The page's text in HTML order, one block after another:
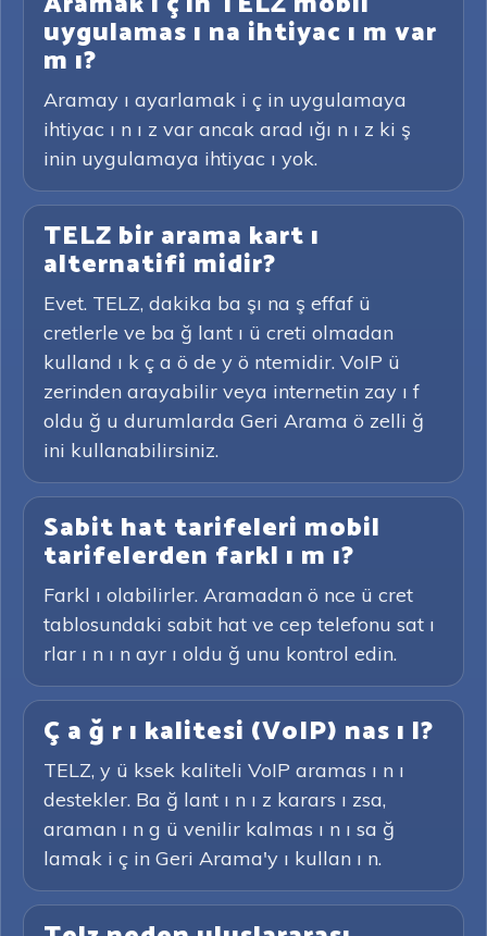
uygulamas ı na ihtiyac ı m var
m ı?
Aramay ı ayarlamak i ç in uygulamaya
ihtiyac ı n ı z var ancak arad ığı n ı z ki ş
inin uygulamaya ihtiyac ı yok.
TELZ bir arama kart ı
alternatifi midir?
Evet. TELZ, dakika ba şı na ş effaf ü
cretlerle ve ba ğ lant ı ü creti olmadan
kulland ı k ç a ö de y ö ntemidir. VoIP ü
zerinden arayabilir veya internetin zay ı f
oldu ğ u durumlarda Geri Arama ö zelli ğ
ini kullanabilirsiniz.
Sabit hat tarifeleri mobil
tarifelerden farkl ı m ı?
Farkl ı olabilirler. Aramadan ö nce ü cret
tablosundaki sabit hat ve cep telefonu sat ı
rlar ı n ı n ayr ı oldu ğ unu kontrol edin.
Ç a ğ r ı kalitesi (VoIP) nas ı l?
TELZ, y ü ksek kaliteli VoIP aramas ı n ı
destekler. Ba ğ lant ı n ı z karars ı zsa,
araman ı n g ü venilir kalmas ı n ı sa ğ
lamak i ç in Geri Arama'y ı kullan ı n.